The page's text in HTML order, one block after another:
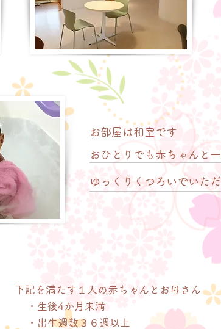
お部屋は和室です
おひとりでも赤ちゃんと
ゆっくりくつろいでいた
​下記を満たす１人の赤ちゃんとお母さん
・​生後4か月未満
​・出生週数３６週以上